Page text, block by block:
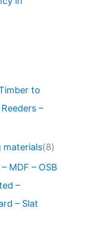
to
–
materials(8)
MDF – OSB
–
– Slat